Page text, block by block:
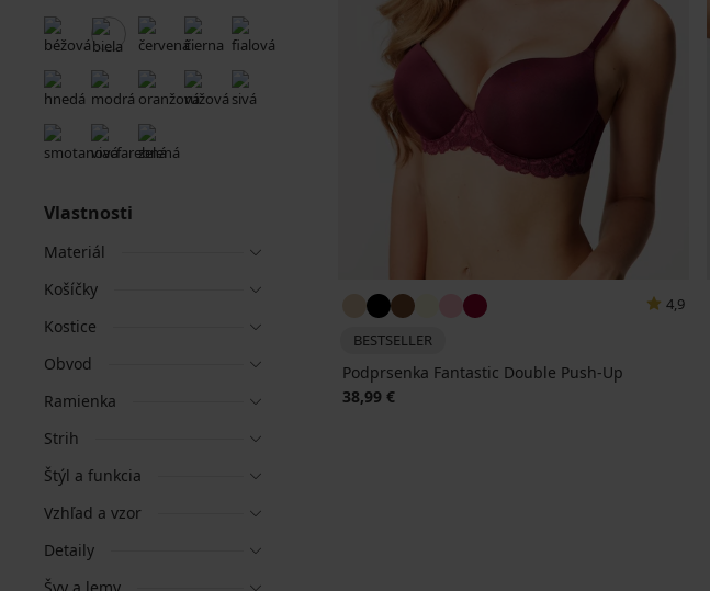
Vlastnosti
Materiál
Košíčky
Kostice
Obvod
Ramienka
Strih
Štýl a funkcia
Vzhľad a vzor
Detaily
4,9
BESTSELLER
Podprsenka Fantastic Double Push-Up
38,99 €